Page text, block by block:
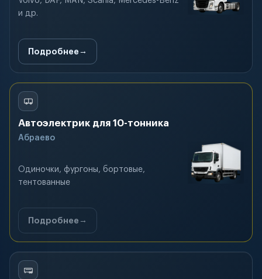
и др.
Подробнее
Автоэлектрик для 10-тонника
Абраево
Одиночки, фургоны, бортовые,
тентованные
Подробнее